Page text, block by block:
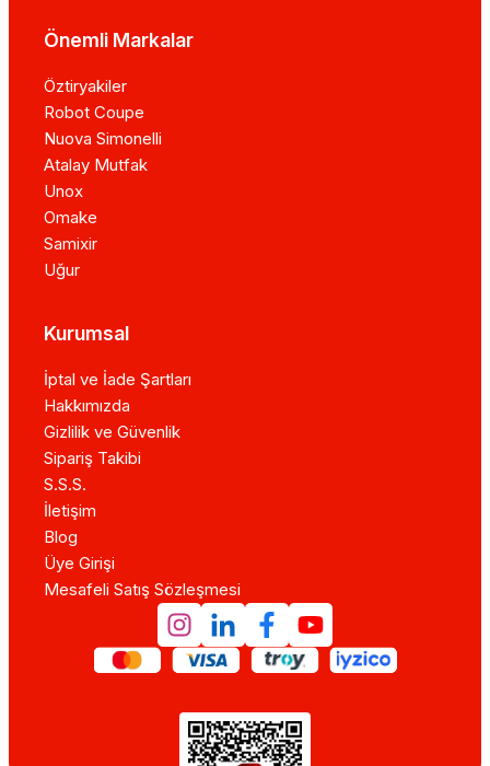
Önemli Markalar
Öztiryakiler
Robot Coupe
Nuova Simonelli
Atalay Mutfak
Unox
Omake
Samixir
Uğur
Kurumsal
İptal ve İade Şartları
Hakkımızda
Gizlilik ve Güvenlik
Sipariş Takibi
S.S.S.
İletişim
Blog
Üye Girişi
Mesafeli Satış Sözleşmesi